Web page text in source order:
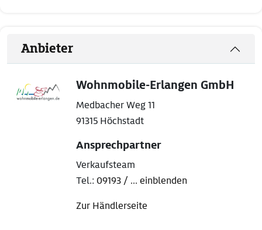
Anbieter
Wohnmobile-Erlangen GmbH
Medbacher Weg 11
91315 Höchstadt
Ansprechpartner
Verkaufsteam
Tel.: 09193 / ... einblenden
Zur Händlerseite